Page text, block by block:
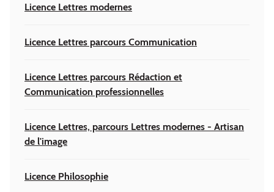
Licence Lettres modernes
Licence Lettres parcours Communication
Licence Lettres parcours Rédaction et
Communication professionnelles
Licence Lettres, parcours Lettres modernes - Artisan
de l'image
Licence Philosophie